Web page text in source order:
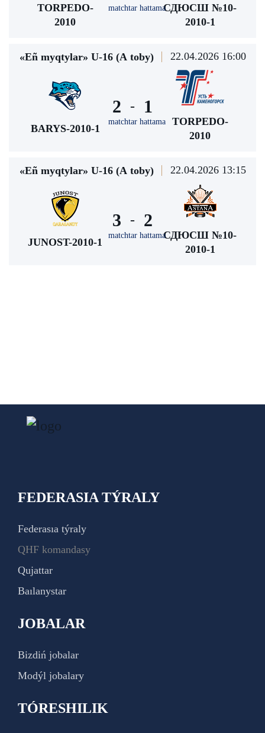
TORPEDO-
2010
matchtar hattamaСДЮСШ №10-
2010-1
«Eñ myqtylar» U-16 (А toby) 22.04.2026 16:00
BARYS-2010-1
2 -
matchtar hattama
1
TORPEDO-
2010
«Eñ myqtylar» U-16 (А toby) 22.04.2026 13:15
JUNOST-2010-1
3 -
matchtar hattama
2
СДЮСШ №10-
2010-1
FEDERASIA TÝRALY
Federasıa týraly
QHF komandasy
Qujattar
Baılanystar
JOBALAR
Bizdiń jobalar
Modýl jobalary
TÓRESHILIK